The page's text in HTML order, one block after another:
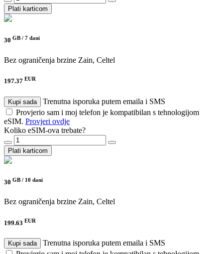
Plati karticom
30 GB / 7 dani
Bez ograničenja brzine Zain, Celtel
197.37 EUR
Kupi sada
Trenutna isporuka putem emaila i SMS
Provjerio sam i moj telefon je kompatibilan s tehnologijom
eSIM. Provjeri ovdje
Koliko eSIM-ova trebate?
Plati karticom
30 GB / 10 dani
Bez ograničenja brzine Zain, Celtel
199.63 EUR
Kupi sada
Trenutna isporuka putem emaila i SMS